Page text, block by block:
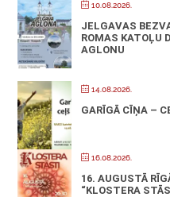
10.08.2026.
JELGAVAS
ROMAS KATOĻU
AGLONU
14.08.2026.
GARĪGĀ CĪŅA –
16.08.2026.
16. AUGUSTĀ
“KLOSTERA